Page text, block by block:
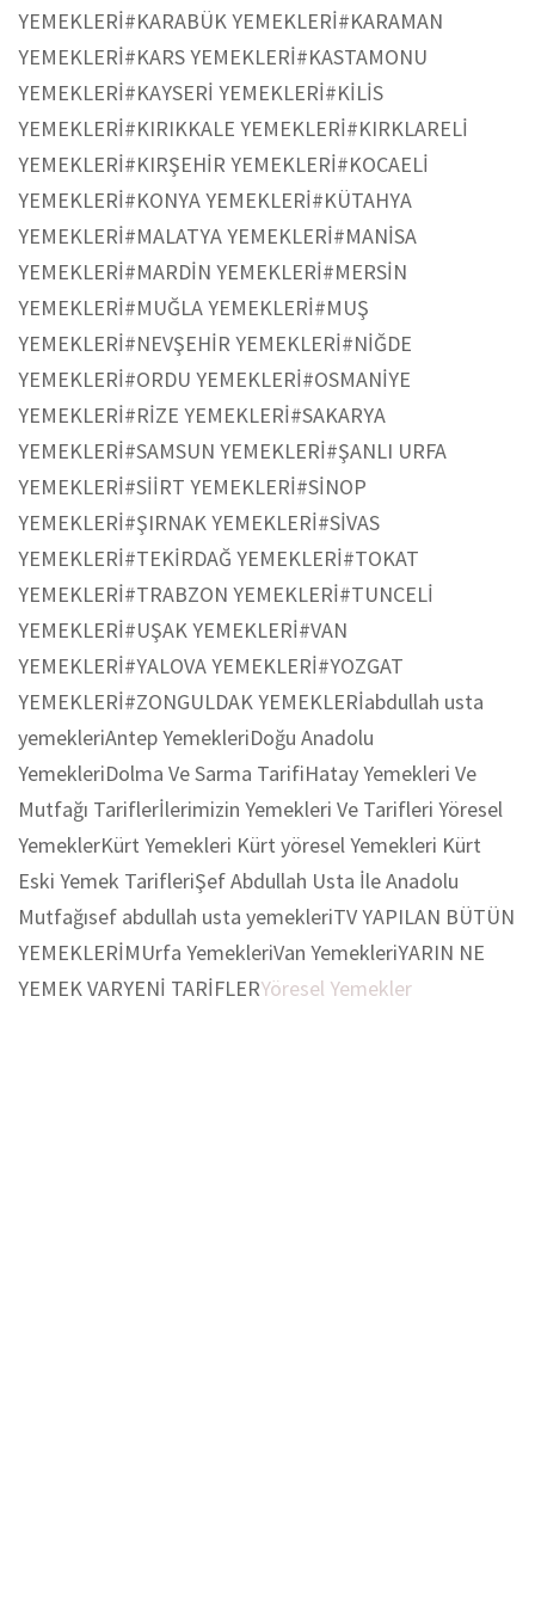
YEMEKLERİ#KARABÜK YEMEKLERİ#KARAMAN
YEMEKLERİ#KARS YEMEKLERİ#KASTAMONU
YEMEKLERİ#KAYSERİ YEMEKLERİ#KİLİS
YEMEKLERİ#KIRIKKALE YEMEKLERİ#KIRKLARELİ
YEMEKLERİ#KIRŞEHİR YEMEKLERİ#KOCAELİ
YEMEKLERİ#KONYA YEMEKLERİ#KÜTAHYA
YEMEKLERİ#MALATYA YEMEKLERİ#MANİSA
YEMEKLERİ#MARDİN YEMEKLERİ#MERSİN
YEMEKLERİ#MUĞLA YEMEKLERİ#MUŞ
YEMEKLERİ#NEVŞEHİR YEMEKLERİ#NİĞDE
YEMEKLERİ#ORDU YEMEKLERİ#OSMANİYE
YEMEKLERİ#RİZE YEMEKLERİ#SAKARYA
YEMEKLERİ#SAMSUN YEMEKLERİ#ŞANLI URFA
YEMEKLERİ#SİİRT YEMEKLERİ#SİNOP
YEMEKLERİ#ŞIRNAK YEMEKLERİ#SİVAS
YEMEKLERİ#TEKİRDAĞ YEMEKLERİ#TOKAT
YEMEKLERİ#TRABZON YEMEKLERİ#TUNCELİ
YEMEKLERİ#UŞAK YEMEKLERİ#VAN
YEMEKLERİ#YALOVA YEMEKLERİ#YOZGAT
YEMEKLERİ#ZONGULDAK YEMEKLERİabdullah usta
yemekleriAntep YemekleriDoğu Anadolu
YemekleriDolma Ve Sarma TarifiHatay Yemekleri Ve
Mutfağı Tariflerİlerimizin Yemekleri Ve Tarifleri Yöresel
YemeklerKürt Yemekleri Kürt yöresel Yemekleri Kürt
Eski Yemek TarifleriŞef Abdullah Usta İle Anadolu
Mutfağısef abdullah usta yemekleriTV YAPILAN BÜTÜN
YEMEKLERİMUrfa YemekleriVan YemekleriYARIN NE
YEMEK VARYENİ TARİFLERYöresel Yemekler